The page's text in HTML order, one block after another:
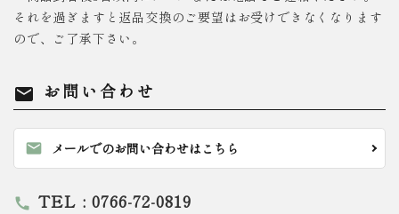
それを過ぎますと返品交換のご要望はお受けできなくなります
ので、ご了承下さい。
mail お問い合わせ
mail メールでのお問い合わせはこちら
call TEL : 0766-72-0819